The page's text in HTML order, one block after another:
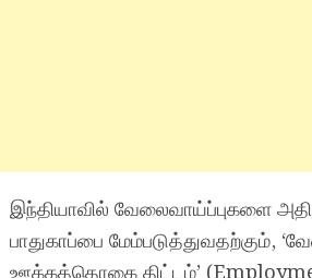
இந்தியாவில் வேலைவாய்ப்புகளை
பாதுகாப்பை மேம்படுத்துவதற்கும்,